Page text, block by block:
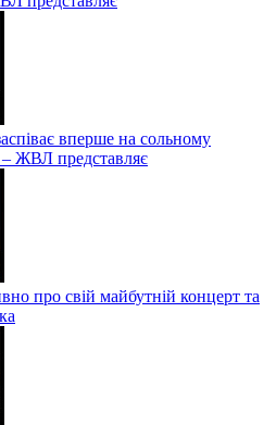
вперше на сольному
– ЖВЛ представляє
про свій майбутній концерт та